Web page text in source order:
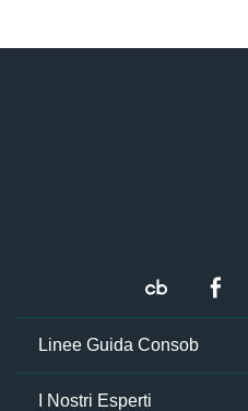
Linee Guida Consob
I Nostri Esperti